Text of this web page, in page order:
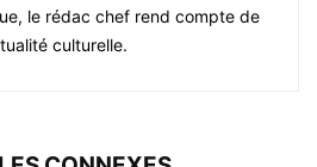
le rédac chef rend compte de
culturelle.